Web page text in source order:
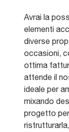
Avrai la
elementi
diverse
occasioni,
ottima
attende il
ideale per
mixando
progetto